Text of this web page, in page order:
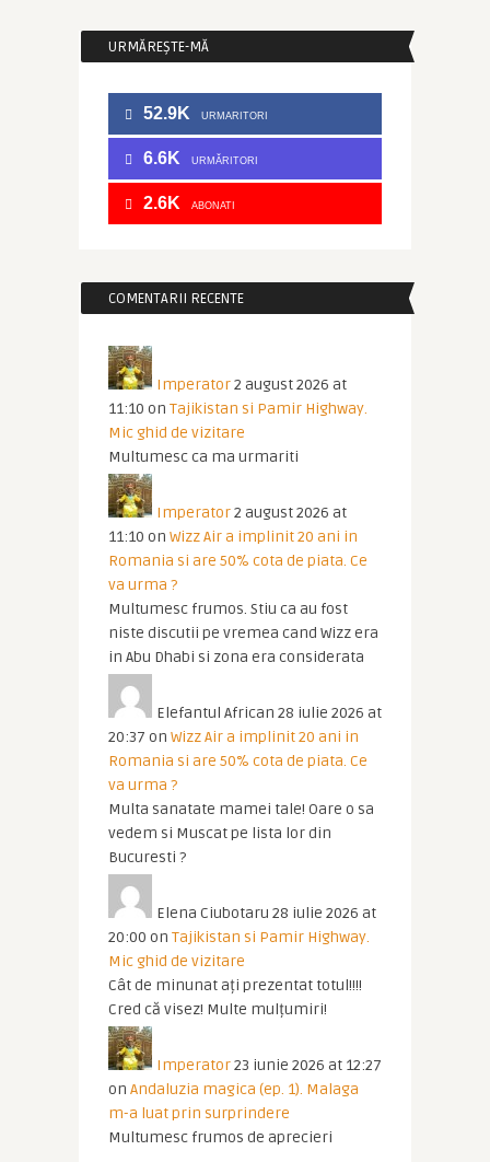
URMĂREȘTE-MĂ
52.9K URMARITORI
6.6K URMĂRITORI
2.6K ABONATI
COMENTARII RECENTE
Imperator2 august 2026 at
11:10 on Tajikistan si Pamir Highway.
Mic ghid de vizitare
Multumesc ca ma urmariti
Imperator2 august 2026 at
11:10 on Wizz Air a implinit 20 ani in
Romania si are 50% cota de piata. Ce
va urma ?
Multumesc frumos. Stiu ca au fost
niste discutii pe vremea cand Wizz era
in Abu Dhabi si zona era considerata
Elefantul African 28 iulie 2026 at
20:37 on Wizz Air a implinit 20 ani in
Romania si are 50% cota de piata. Ce
va urma ?
Multa sanatate mamei tale! Oare o sa
vedem si Muscat pe lista lor din
Bucuresti ?
Elena Ciubotaru 28 iulie 2026 at
20:00 on Tajikistan si Pamir Highway.
Mic ghid de vizitare
Cât de minunat ați prezentat totul!!!!
Cred că visez! Multe mulțumiri!
Imperator23 iunie 2026 at 12:27
on Andaluzia magica (ep. 1). Malaga
m-a luat prin surprindere
Multumesc frumos de aprecieri